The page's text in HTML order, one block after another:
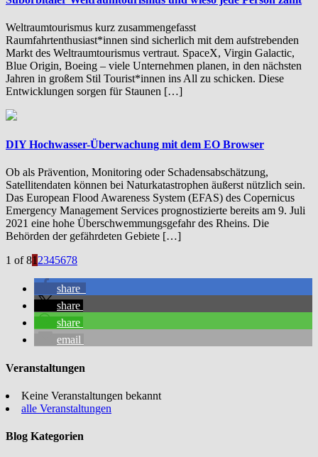
Weltraumtourismus kurz zusammengefasst
Raumfahrtenthusiast*innen sind sicherlich mit dem aufstrebenden
Markt des Weltraumtourismus vertraut. SpaceX, Virgin Galactic,
Blue Origin, Boeing – viele Unternehmen planen, in den nächsten
Jahren in großem Stil Tourist*innen ins All zu schicken. Diese
Entwicklungen sorgen für Staunen […]
DIY Hochwasser-Überwachung mit dem EO Browser
Ob als Prävention, Monitoring oder Schadensabschätzung,
Satellitendaten können bei Naturkatastrophen äußerst nützlich sein.
Das European Flood Awareness System (EFAS) des Copernicus
Emergency Management Services prognostizierte bereits am 9. Juli
2021 eine hohe Überschwemmungsgefahr des Rheins. Die
Behörden der gefährdeten Gebiete […]
1 of 812345678
share
share
share
email
Veranstaltungen
Keine Veranstaltungen bekannt
alle Veranstaltungen
Blog Kategorien